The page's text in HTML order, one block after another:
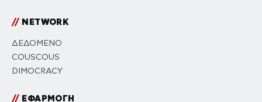
//NETWORK
ΔΕΔΟΜΕΝΟ
COUSCOUS
DIMOCRACY
//ΕΦΑΡΜΟΓΗ